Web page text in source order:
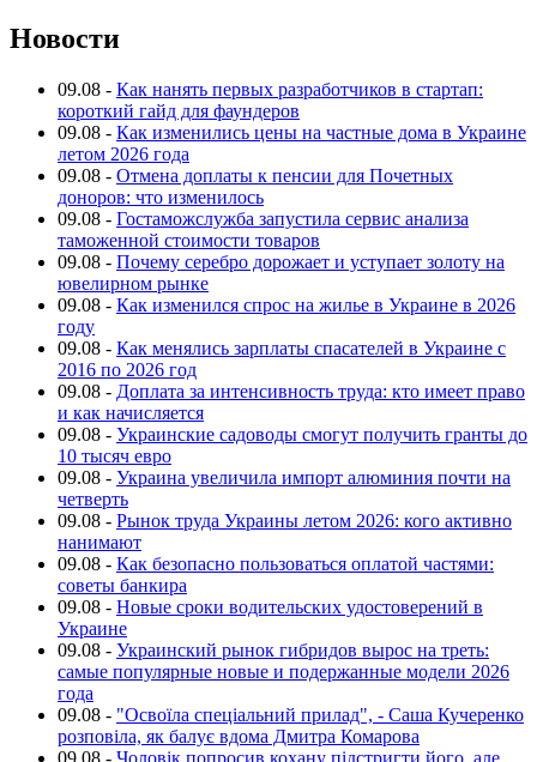
Новости
09.08 - Как нанять первых разработчиков в стартап:
короткий гайд для фаундеров
09.08 - Как изменились цены на частные дома в Украине
летом 2026 года
09.08 - Отмена доплаты к пенсии для Почетных
доноров: что изменилось
09.08 - Гостаможслужба запустила сервис анализа
таможенной стоимости товаров
09.08 - Почему серебро дорожает и уступает золоту на
ювелирном рынке
09.08 - Как изменился спрос на жилье в Украине в 2026
году
09.08 - Как менялись зарплаты спасателей в Украине с
2016 по 2026 год
09.08 - Доплата за интенсивность труда: кто имеет право
и как начисляется
09.08 - Украинские садоводы смогут получить гранты до
10 тысяч евро
09.08 - Украина увеличила импорт алюминия почти на
четверть
09.08 - Рынок труда Украины летом 2026: кого активно
нанимают
09.08 - Как безопасно пользоваться оплатой частями:
советы банкира
09.08 - Новые сроки водительских удостоверений в
Украине
09.08 - Украинский рынок гибридов вырос на треть:
самые популярные новые и подержанные модели 2026
года
09.08 - "Освоїла спеціальний прилад", - Саша Кучеренко
розповіла, як балує вдома Дмитра Комарова
09.08 - Чоловік попросив кохану підстригти його, але